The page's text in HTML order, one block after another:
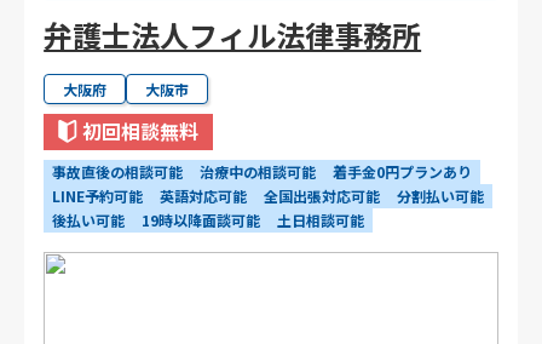
弁護士法人フィル法律事務所
大阪府 大阪市
初回相談無料
事故直後の相談可能 治療中の相談可能
着手金0円プランあり
LINE予約可能
英語対応可能 全国出張対応可能
分割払い可能
後払い可能
19時以降面談可能 土日相談可能